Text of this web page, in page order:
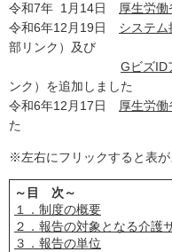
令和7年 1月14日
厚生労働
令和6年12月19日 システ
部リンク）及び
GビズID
ンク）を追加しました
令和6年12月17日
厚生労
た
※左右にフリックすると表が
～目 次～
１．制度の概要
２．報告の対象となる介護
３．報告の単位